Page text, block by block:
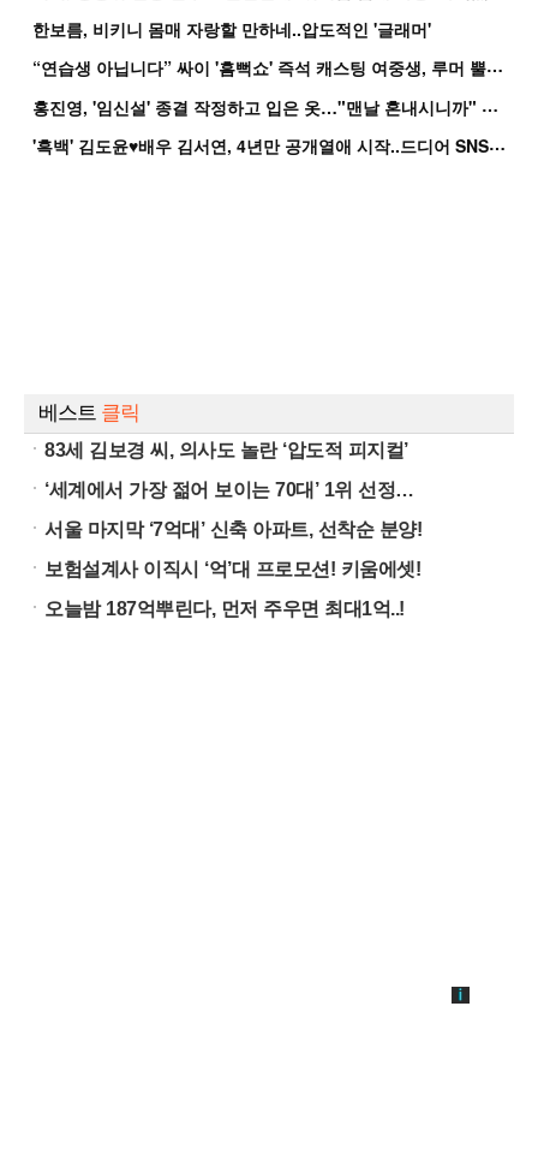
한보름, 비키니 몸매 자랑할 만하네..압도적인 '글래머'
“
연습생 아닙니다” 싸이 '흠뻑쇼' 즉석 캐스팅 여중생, 루머 뿔났다[Oh!쎈 이...
홍
진영, '임신설' 종결 작정하고 입은 옷…"맨날 혼내시니까" 억울
'
흑백' 김도윤♥배우 김서연, 4년만 공개열애 시작..드디어 SNS에 노출 [핫피...